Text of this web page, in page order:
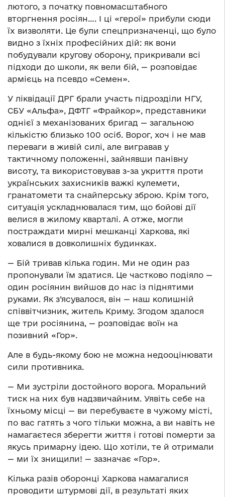
лютого, з початку повномасштабного
вторгнення росіян…. І ці «герої» прибули сюди
їх визволяти. Це були спецпризначенці, що було
видно з їхніх професійних дій: як вони
побудували кругову оборону, прикривали всі
підходи до школи, як вели бій, — розповідає
армієць на псевдо «Семен».
У ліквідації ДРГ брали участь підрозділи НГУ,
СБУ «Альфа», ДФТГ «Фрайкор», представники
однієї з механізованих бригад — загальною
кількістю близько 100 осіб. Ворог, хоч і не мав
переваги в живій силі, але вигравав у
тактичному положенні, зайнявши панівну
висоту, та використовував з-за укриття проти
українських захисників важкі кулемети,
гранатомети та снайперську зброю. Крім того,
ситуація ускладнювалася тим, що бойові дії
велися в жилому кварталі. А отже, могли
постраждати мирні мешканці Харкова, які
ховалися в довколишніх будинках.
— Бій тривав кілька годин. Ми не один раз
пропонували їм здатися. Це частково подіяло —
один росіянин вийшов до нас із піднятими
руками. Як з’ясувалося, він — наш колишній
співвітчизник, житель Криму. Згодом здалося
ще три росіянина, — розповідає воїн на
позивний «Гор».
Але в будь-якому бою не можна недооцінювати
сили противника.
— Ми зустріли достойного ворога. Моральний
тиск на них був надзвичайним. Уявіть себе на
їхньому місці — ви перебуваєте в чужому місті,
по вас гатять з чого тільки можна, а ви навіть не
намагаєтеся зберегти життя і готові померти за
якусь примарну ідею. Що хотіли, те й отримали
— ми їх знищили! — зазначає «Гор».
Кілька разів оборонці Харкова намагалися
проводити штурмові дії, в результаті яких